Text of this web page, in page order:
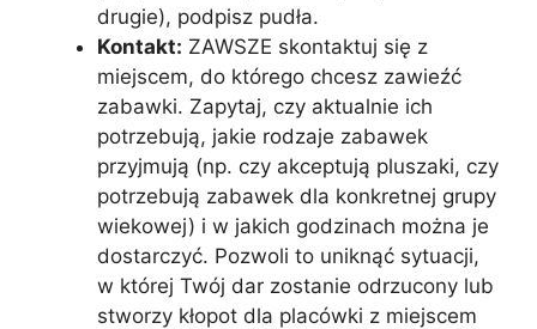
drugie), podpisz pudła.
Kontakt: ZAWSZE skontaktuj się z
miejscem, do którego chcesz zawieźć
zabawki. Zapytaj, czy aktualnie ich
potrzebują, jakie rodzaje zabawek
przyjmują (np. czy akceptują pluszaki, czy
potrzebują zabawek dla konkretnej grupy
wiekowej) i w jakich godzinach można je
dostarczyć. Pozwoli to uniknąć sytuacji,
w której Twój dar zostanie odrzucony lub
stworzy kłopot dla placówki z miejscem